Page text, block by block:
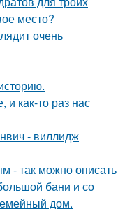
место?
очень
как-то раз нас
- виллидж
- так можно описать
бани и со
дом.